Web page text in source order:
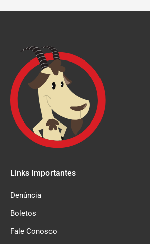
Links Importantes
Denúncia
Boletos
Fale Conosco